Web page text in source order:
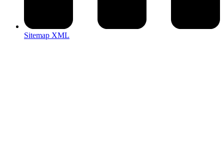
Sitemap XML